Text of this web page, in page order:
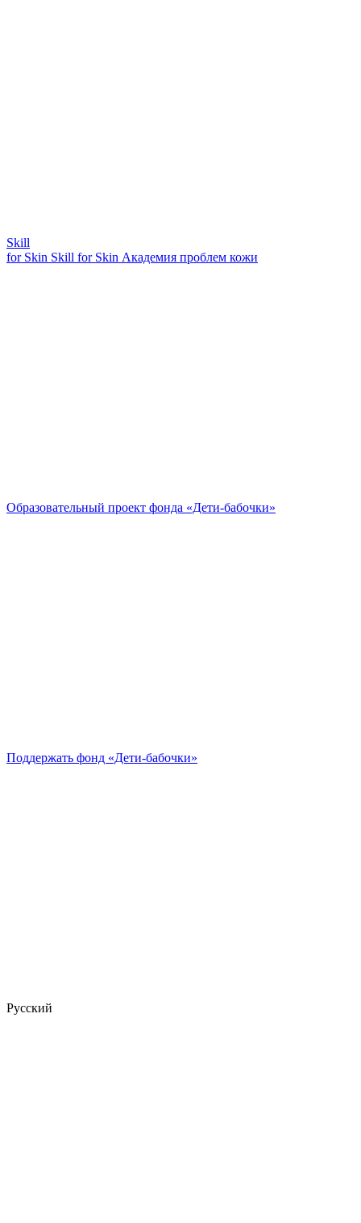
Skill
for Skin Skill for Skin Академия проблем кожи
Образовательный проект фонда «Дети-бабочки»
Поддержать фонд «Дети-бабочки»
Русский